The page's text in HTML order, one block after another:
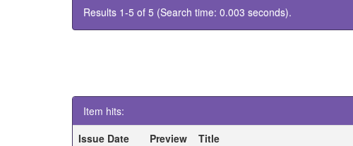
Results 1-5 of 5 (Search time: 0.003 seconds).
Item hits:
Issue Date
Preview Title